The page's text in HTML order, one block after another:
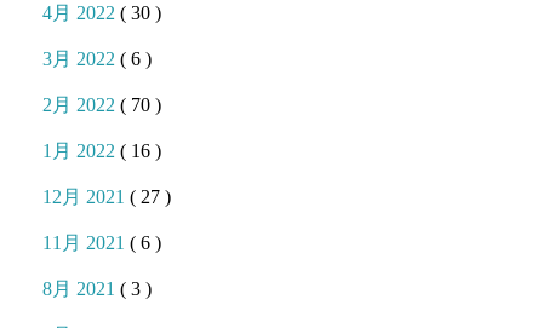
4月 2022( 30 )
3月 2022( 6 )
2月 2022( 70 )
1月 2022( 16 )
12月 2021( 27 )
11月 2021( 6 )
8月 2021( 3 )